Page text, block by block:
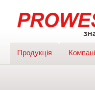
Продукція